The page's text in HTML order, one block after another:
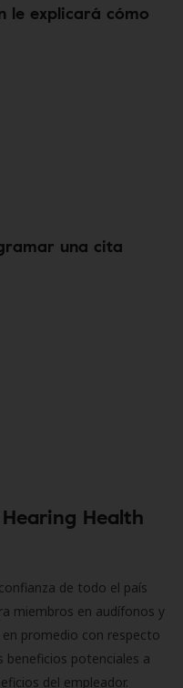
le explicará cómo
una cita
Health
de todo el país
miembros en audífonos y
promedio con respecto
potenciales a
del empleador.